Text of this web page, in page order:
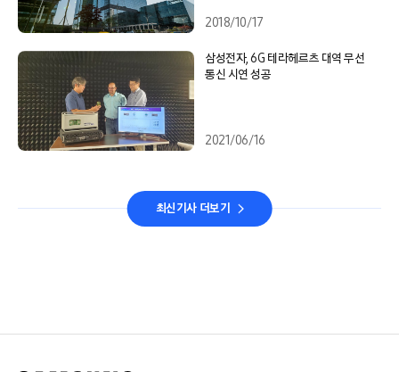
2018/10/17
삼성전자, 6G 테라헤르츠 대역 무선
통신 시연 성공
2021/06/16
최신기사 더보기